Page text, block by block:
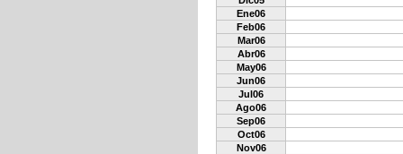
Ene06
Feb06
Mar06
Abr06
May06
Jun06
Jul06
Ago06
Sep06
Oct06
Nov06